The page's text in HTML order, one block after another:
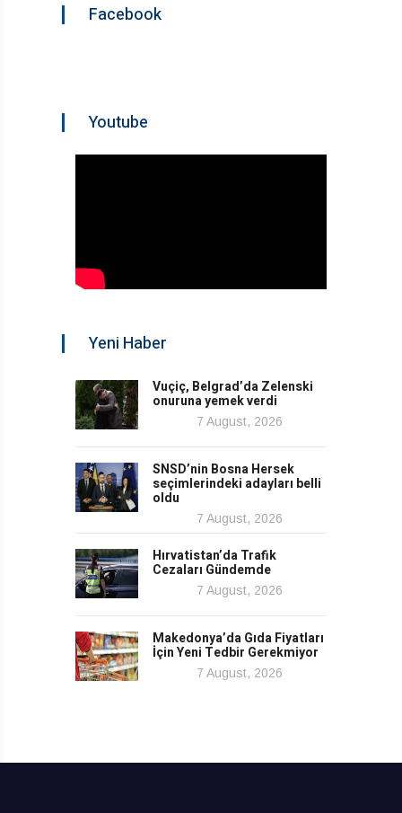
Facebook
Youtube
Yeni Haber
Vuçiç, Belgrad’da Zelenski
onuruna yemek verdi
7 August, 2026
SNSD’nin Bosna Hersek
seçimlerindeki adayları belli
oldu
7 August, 2026
Hırvatistan’da Trafik
Cezaları Gündemde
7 August, 2026
Makedonya’da Gıda Fiyatları
İçin Yeni Tedbir Gerekmiyor
7 August, 2026